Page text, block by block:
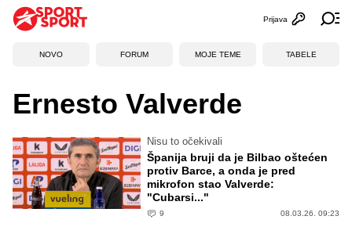
Otvori
Prijava
NOVO FORUM MOJE TEME TABELE
Ernesto Valverde
Nisu to očekivali
Španija bruji da je Bilbao oštećen
protiv Barce, a onda je pred
mikrofon stao Valverde:
"Cubarsi..."
9 08.03.26. 09:23